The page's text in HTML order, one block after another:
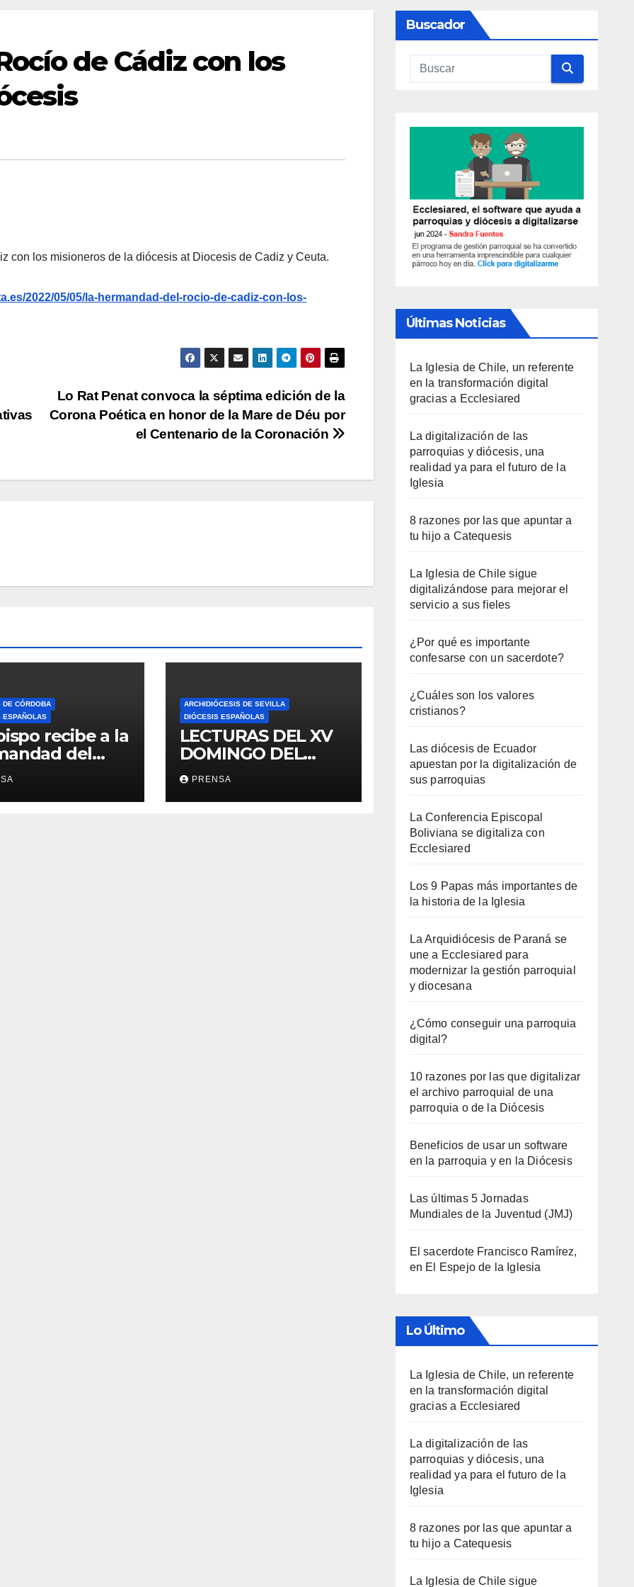
de Cádiz con los
con los misioneros de la diócesis at Diocesis de Cadiz y Ceuta.
2022/05/05/la-hermandad-del-rocio-de-cadiz-con-los-
Lo Rat Penat convoca la séptima edición de la
Corona Poética en honor de la Mare de Déu por
el Centenario de la Coronación
DE CÓRDOBA
ESPAÑOLAS
recibe a la
del
ARCHIDIÓCESIS DE SEVILLA
DIÓCESIS ESPAÑOLAS
LECTURAS DEL XV
DOMINGO DEL
TIEMPO
ORDINARIO (A)
PRENSA
Buscador
Últimas Noticias
La Iglesia de Chile, un referente
en la transformación digital
gracias a Ecclesiared
La digitalización de las
parroquias y diócesis, una
realidad ya para el futuro de la
Iglesia
8 razones por las que apuntar a
tu hijo a Catequesis
La Iglesia de Chile sigue
digitalizándose para mejorar el
servicio a sus fieles
¿Por qué es importante
confesarse con un sacerdote?
¿Cuáles son los valores
cristianos?
Las diócesis de Ecuador
apuestan por la digitalización de
sus parroquias
La Conferencia Episcopal
Boliviana se digitaliza con
Ecclesiared
Los 9 Papas más importantes de
la historia de la Iglesia
La Arquidiócesis de Paraná se
une a Ecclesiared para
modernizar la gestión parroquial
y diocesana
¿Cómo conseguir una parroquia
digital?
10 razones por las que digitalizar
el archivo parroquial de una
parroquia o de la Diócesis
Beneficios de usar un software
en la parroquia y en la Diócesis
Las últimas 5 Jornadas
Mundiales de la Juventud (JMJ)
El sacerdote Francisco Ramírez,
en El Espejo de la Iglesia
Lo Último
La Iglesia de Chile, un referente
en la transformación digital
gracias a Ecclesiared
La digitalización de las
parroquias y diócesis, una
realidad ya para el futuro de la
Iglesia
8 razones por las que apuntar a
tu hijo a Catequesis
La Iglesia de Chile sigue